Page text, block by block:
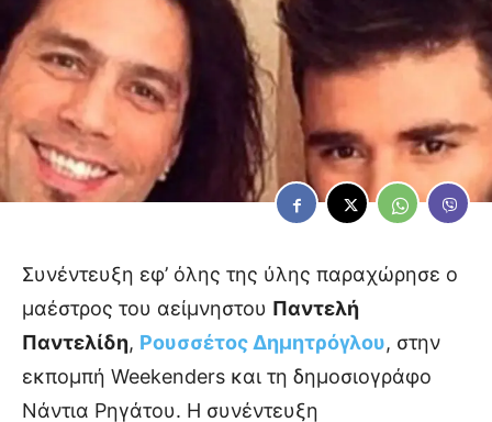
Συνέντευξη εφ’ όλης της ύλης παραχώρησε ο
μαέστρος του αείμνηστου Παντελή
Παντελίδη, Ρουσσέτος Δημητρόγλου, στην
εκπομπή Weekenders και τη δημοσιογράφο
Νάντια Ρηγάτου. Η συνέντευξη